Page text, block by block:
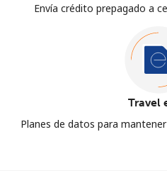
Envía crédito prepagado a
Travel
Planes de datos para